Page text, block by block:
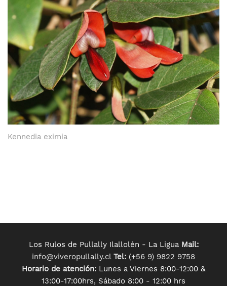
Kennedia eximia
Los Rulos de Pullally Ilallolén - La Ligua Mail:
info@viveropullally.cl Tel: (+56 9) 9822 9758
Horario de atención: Lunes a Viernes 8:00-12:00 &
13:00-17:00hrs, Sábado 8:00 - 12:00 hrs